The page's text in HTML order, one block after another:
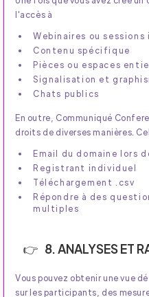
l'accès à
Webinaires ou
Contenu spécifique
Pièces ou espaces
Signalisation et
Chats publics
En outre, Communiqué
droits de diverses manières.
Email du domaine lors
Registrant individuel
Téléchargement .csv
Répondre à des
multiples
8. ANALYSES ET
Vous pouvez obtenir une vue
sur les participants, des